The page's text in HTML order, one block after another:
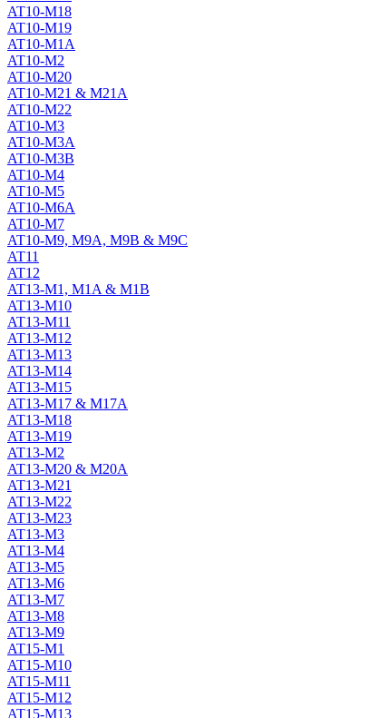
AT10-M18
AT10-M19
AT10-M1A
AT10-M2
AT10-M20
AT10-M21 & M21A
AT10-M22
AT10-M3
AT10-M3A
AT10-M3B
AT10-M4
AT10-M5
AT10-M6A
AT10-M7
AT10-M9, M9A, M9B & M9C
AT11
AT12
AT13-M1, M1A & M1B
AT13-M10
AT13-M11
AT13-M12
AT13-M13
AT13-M14
AT13-M15
AT13-M17 & M17A
AT13-M18
AT13-M19
AT13-M2
AT13-M20 & M20A
AT13-M21
AT13-M22
AT13-M23
AT13-M3
AT13-M4
AT13-M5
AT13-M6
AT13-M7
AT13-M8
AT13-M9
AT15-M1
AT15-M10
AT15-M11
AT15-M12
AT15-M13